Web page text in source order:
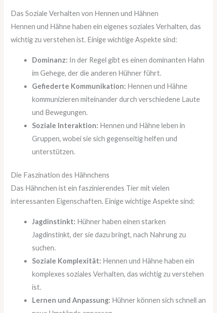
Das Soziale Verhalten von Hennen und Hähnen
Hennen und Hähne haben ein eigenes soziales Verhalten, das
wichtig zu verstehen ist. Einige wichtige Aspekte sind:
Dominanz: In der Regel gibt es einen dominanten Hahn
im Gehege, der die anderen Hühner führt.
Gefiederte Kommunikation: Hennen und Hähne
kommunizieren miteinander durch verschiedene Laute
und Bewegungen.
Soziale Interaktion: Hennen und Hähne leben in
Gruppen, wobei sie sich gegenseitig helfen und
unterstützen.
Die Faszination des Hähnchens
Das Hähnchen ist ein faszinierendes Tier mit vielen
interessanten Eigenschaften. Einige wichtige Aspekte sind:
Jagdinstinkt: Hühner haben einen starken
Jagdinstinkt, der sie dazu bringt, nach Nahrung zu
suchen.
Soziale Komplexität: Hennen und Hähne haben ein
komplexes soziales Verhalten, das wichtig zu verstehen
ist.
Lernen und Anpassung: Hühner können sich schnell an